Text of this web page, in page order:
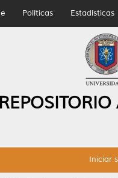
Políticas Estadísticas
Iniciar